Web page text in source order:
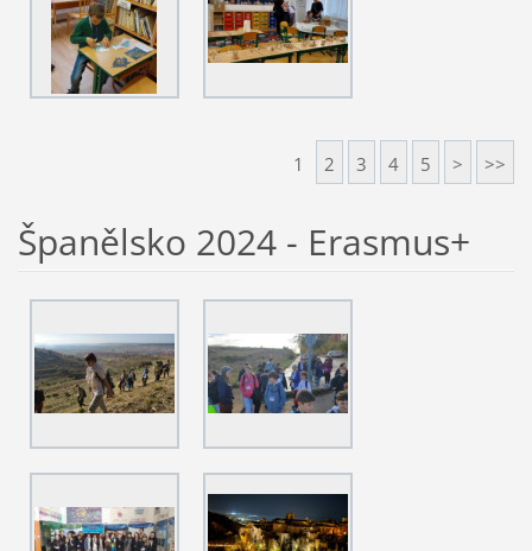
1 2 3 4 5 > >>
Španělsko 2024 - Erasmus+